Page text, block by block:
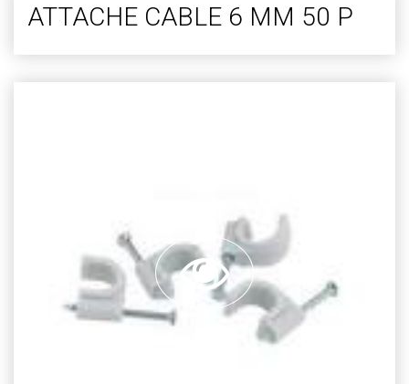
ATTACHE CABLE 6 MM 50 P